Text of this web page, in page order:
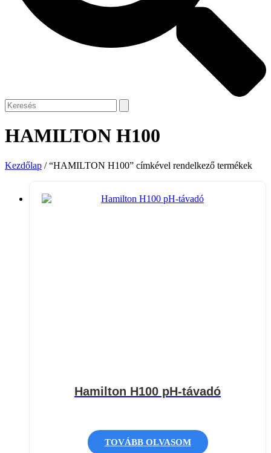
HAMILTON H100
Kezdőlap / “HAMILTON H100” címkével rendelkező termékek
Hamilton H100 pH-távadó
TOVÁBB OLVASOM